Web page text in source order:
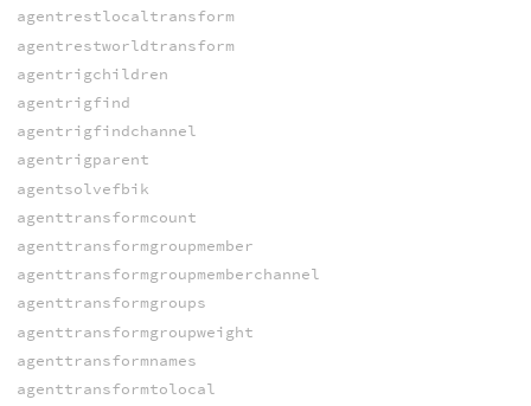
agentrestlocaltransform
agentrestworldtransform
agentrigchildren
agentrigfind
agentrigfindchannel
agentrigparent
agentsolvefbik
agenttransformcount
agenttransformgroupmember
agenttransformgroupmemberchannel
agenttransformgroups
agenttransformgroupweight
agenttransformnames
agenttransformtolocal